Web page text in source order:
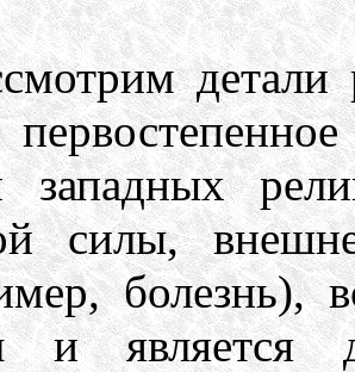
детали
западных
силы,
болезнь),
и является